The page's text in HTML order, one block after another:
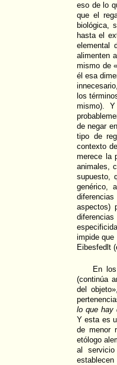
eso de lo
que el
biológica,
hasta el
elemental
alimenten
mismo de
él esa
los
mismo).
de negar
tipo de
contexto
merece la
animales,
supuesto,
genérico,
aspectos)
impide
Eibesfedlt
En
(continúa
del
lo que hay
Y esta es
de menor
etólogo
al